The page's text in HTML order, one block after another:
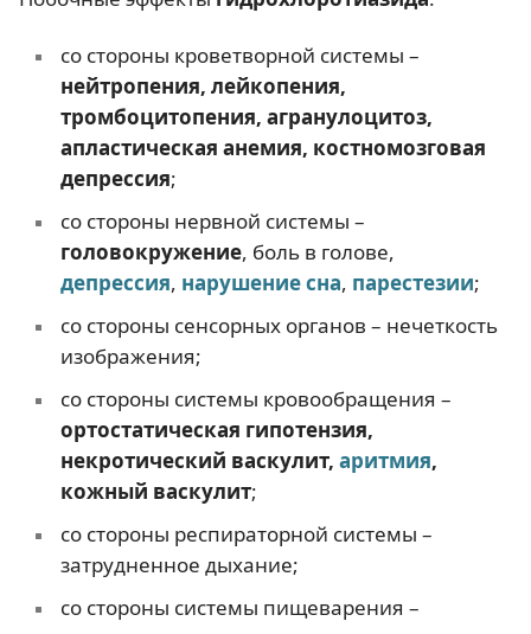
со стороны кроветворной системы –
нейтропения, лейкопения,
тромбоцитопения, агранулоцитоз,
апластическая анемия, костномозговая
депрессия;
со стороны нервной системы –
головокружение, боль в голове,
депрессия, нарушение сна, парестезии;
со стороны сенсорных органов – нечеткость
изображения;
со стороны системы кровообращения –
ортостатическая гипотензия,
некротический васкулит, аритмия,
кожный васкулит;
со стороны респираторной системы –
затрудненное дыхание;
со стороны системы пищеварения –